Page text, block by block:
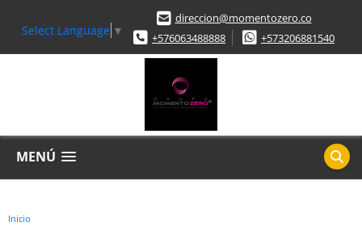
Select Language ▼
direccion@momentozero.co
+576063488888
+573206881540
MENÚ
Inicio